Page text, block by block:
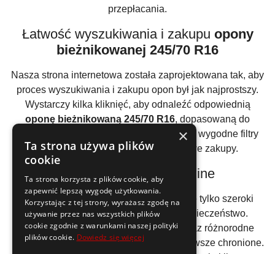
przepłacania.
Łatwość wyszukiwania i zakupu opony
bieżnikowanej 245/70 R16
Nasza strona internetowa została zaprojektowana tak, aby
proces wyszukiwania i zakupu opon był jak najprostszy.
Wystarczy kilka kliknięć, aby odnaleźć odpowiednią
oponę bieżnikowaną 245/70 R16, dopasowaną do
Twojego samochodu. Intuicyjny interfejs i wygodne filtry
umożliwiają szybkie i bezproblemowe zakupy.
Bezpieczne zakupy online
Zalety zakupów w naszym sklepie to nie tylko szeroki
wybór i atrakcyjne ceny, ale także bezpieczeństwo.
Zapewniamy szyfrowane połączenia oraz różnorodne
metody płatności, aby Twoje dane były zawsze chronione.
×
Ta strona używa plików
cookie
Ta strona korzysta z plików cookie, aby
zapewnić lepszą wygodę użytkowania.
Korzystając z tej strony, wyrażasz zgodę na
używanie przez nas wszystkich plików
cookie zgodnie z warunkami naszej polityki
plików cookie. Dowiedz się więcej